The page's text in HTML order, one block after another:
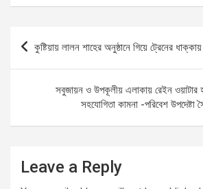
ce
b
o
o
at
A
p
p
e
gr
a
m
py
Li
n
k
ar
Post
navigation
কুষ্টিয়ায় লালন শাহের অনুষ্ঠানে গিয়ে ট্রেনের
সবুজায়ন ও উপকূলীয় এলাকায় রেইন ওয়াটার
সহযোগিতা কামনা -পরিবেশ উপদেষ্টা
Leave a Reply